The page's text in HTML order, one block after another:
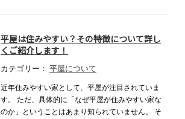
平屋は住みやすい？その特徴について詳し
くご紹介します！
カテゴリー： 平屋について
近年住みやすい家として、平屋が注目されていま
す。 ただ、具体的に「なぜ平屋が住みやすい家な
のか」ということはあまり知られていません。 そ